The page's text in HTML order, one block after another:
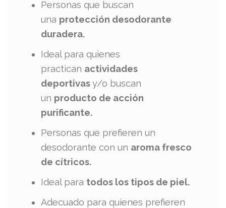
Personas que buscan
una protección desodorante
duradera.
Ideal para quienes
practican actividades
deportivasy/o buscan
un producto de acción
purificante.
Personas que prefieren un
desodorante con un aroma fresco
de cítricos.
Ideal para todos los tipos de piel.
Adecuado para quienes prefieren